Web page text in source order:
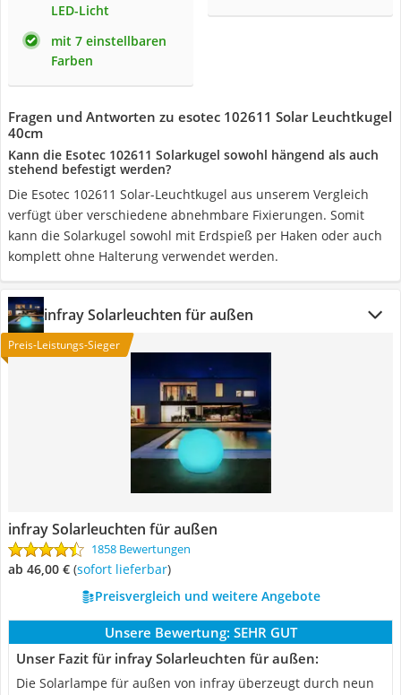
LED-Licht
mit 7 einstellbaren
Farben
Fragen und Antworten zu esotec 102611 Solar Leuchtkugel
40cm
Kann die Esotec 102611 Solarkugel sowohl hängend als auch
stehend befestigt werden?
Die Esotec 102611 Solar-Leuchtkugel aus unserem Vergleich
verfügt über verschiedene abnehmbare Fixierungen. Somit
kann die Solarkugel sowohl mit Erdspieß per Haken oder auch
komplett ohne Halterung verwendet werden.
infray Solarleuchten für außen
Preis-Leistungs-Sieger
infray Solarleuchten für außen
1858 Bewertungen
ab 46,00 € ( Sofort lieferbar)
Preisvergleich und weitere Angebote
Unsere Bewertung: SEHR GUT
Unser Fazit für infray Solarleuchten für außen:
Die Solarlampe für außen von infray überzeugt durch neun